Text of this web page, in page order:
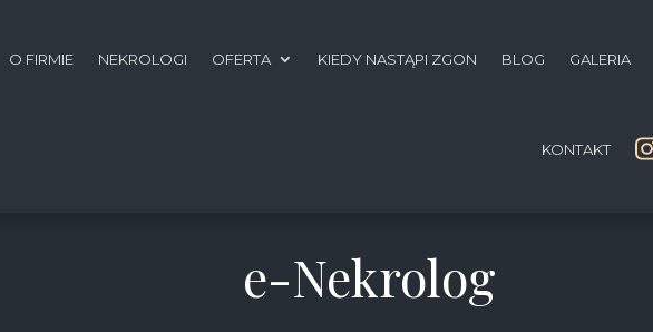
O FIRMIE NEKROLOGI OFERTA KIEDY NASTĄPI ZGON BLOG GALERIA
KONTAKT
e-Nekrolog